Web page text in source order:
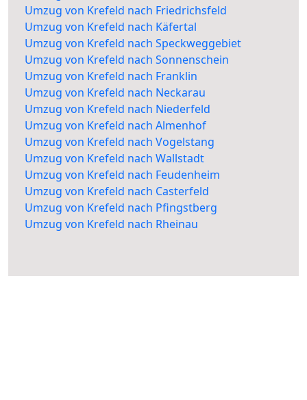
Umzug von Krefeld nach Friedrichsfeld
Umzug von Krefeld nach Käfertal
Umzug von Krefeld nach Speckweggebiet
Umzug von Krefeld nach Sonnenschein
Umzug von Krefeld nach Franklin
Umzug von Krefeld nach Neckarau
Umzug von Krefeld nach Niederfeld
Umzug von Krefeld nach Almenhof
Umzug von Krefeld nach Vogelstang
Umzug von Krefeld nach Wallstadt
Umzug von Krefeld nach Feudenheim
Umzug von Krefeld nach Casterfeld
Umzug von Krefeld nach Pfingstberg
Umzug von Krefeld nach Rheinau